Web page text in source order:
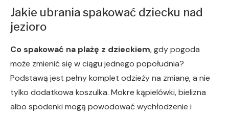
Jakie ubrania spakować dziecku nad
jezioro
Co spakować na plażę z dzieckiem, gdy pogoda
może zmienić się w ciągu jednego popołudnia?
Podstawą jest pełny komplet odzieży na zmianę, a nie
tylko dodatkowa koszulka. Mokre kąpielówki, bielizna
albo spodenki mogą powodować wychłodzenie i